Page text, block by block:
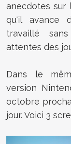
anecdotes sur
qu'il avance
travaillé
attentes des
Dans le
version
octobre
jour. Voici 3